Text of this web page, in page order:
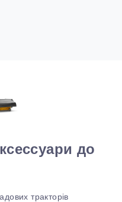
до
тракторів